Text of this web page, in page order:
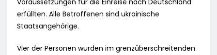
Voraussetzungen für die Einreise nach Deutschland
erfüllten. Alle Betroffenen sind ukrainische
Staatsangehörige.
Vier der Personen wurden im grenzüberschreitenden